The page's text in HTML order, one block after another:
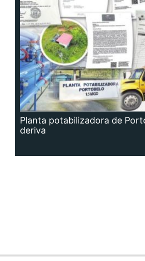
Planta potabilizadora de
deriva